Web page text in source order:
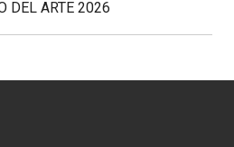
DEL ARTE 2026